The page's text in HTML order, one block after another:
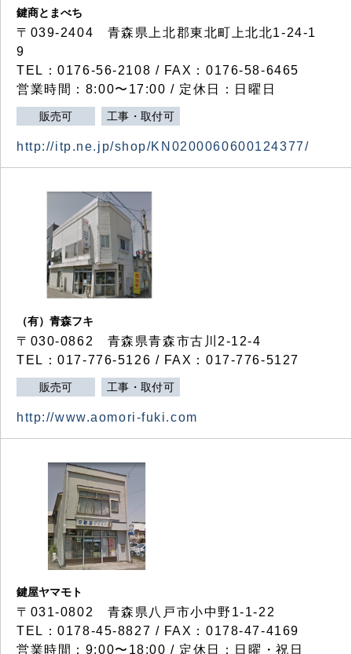
鍵商とまべち
〒039-2404 青森県上北郡東北町上北北1-24-1
9
TEL：0176-56-2108 / FAX：0176-58-6465
営業時間：8:00〜17:00 / 定休日：日曜日
販売可 工事・取付可
http://itp.ne.jp/shop/KN0200060600124377/
（有）青森フキ
〒030-0862 青森県青森市古川2-12-4
TEL：017-776-5126 / FAX：017-776-5127
販売可 工事・取付可
http://www.aomori-fuki.com
鍵屋ヤマモト
〒031-0802 青森県八戸市小中野1-1-22
TEL：0178-45-8827 / FAX：0178-47-4169
営業時間：9:00〜18:00 / 定休日：日曜・祝日